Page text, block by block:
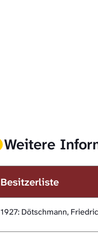
Weitere
Besitzerliste
1927: Dötschmann,